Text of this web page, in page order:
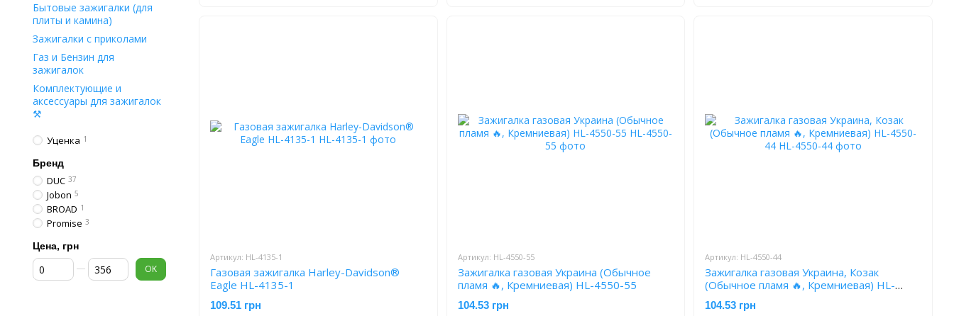
Артикул: HL-4135-1
Газовая зажигалка Harley-Davidson®
Eagle HL-4135-1
109.51 грн
Артикул: HL-4550-55
Зажигалка газовая Украина (Обычное
пламя 🔥, Кремниевая) HL-4550-55
104.53 грн
Артикул: HL-4550-44
Зажигалка газовая Украина, Козак
(Обычное пламя 🔥, Кремниевая) HL-
4550-44
104.53 грн
Бытовые зажигалки (для
плиты и камина)
Зажигалки с приколами
Газ и Бензин для
зажигалок
Комплектующие и
аксессуары для зажигалок
⚒️
Уценка 1
Бренд
DUC 37
Jobon 5
BROAD 1
Promise 3
Цена, грн
От Цена, грн
До Цена, грн OK